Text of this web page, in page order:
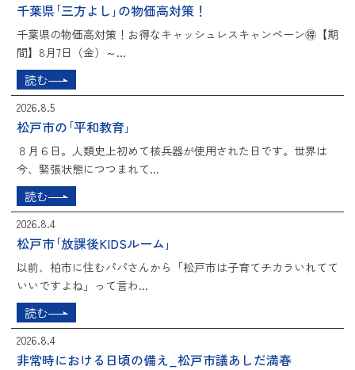
千葉県｢三方よし｣の物価高対策！
千葉県の物価高対策！お得なキャッシュレスキャンペーン🉐【期
間】8月7日（金）～...
読む
2026.8.5
松戸市の｢平和教育｣
８月６日。人類史上初めて核兵器が使用された日です。世界は
今、緊張状態につつまれて...
読む
2026.8.4
松戸市｢放課後KIDSルーム｣
以前、柏市に住むパパさんから「松戸市は子育てチカラいれてて
いいですよね」って言わ...
読む
2026.8.4
非常時における日頃の備え_松戸市議あしだ満春